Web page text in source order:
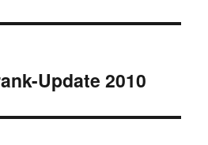
Update 2010